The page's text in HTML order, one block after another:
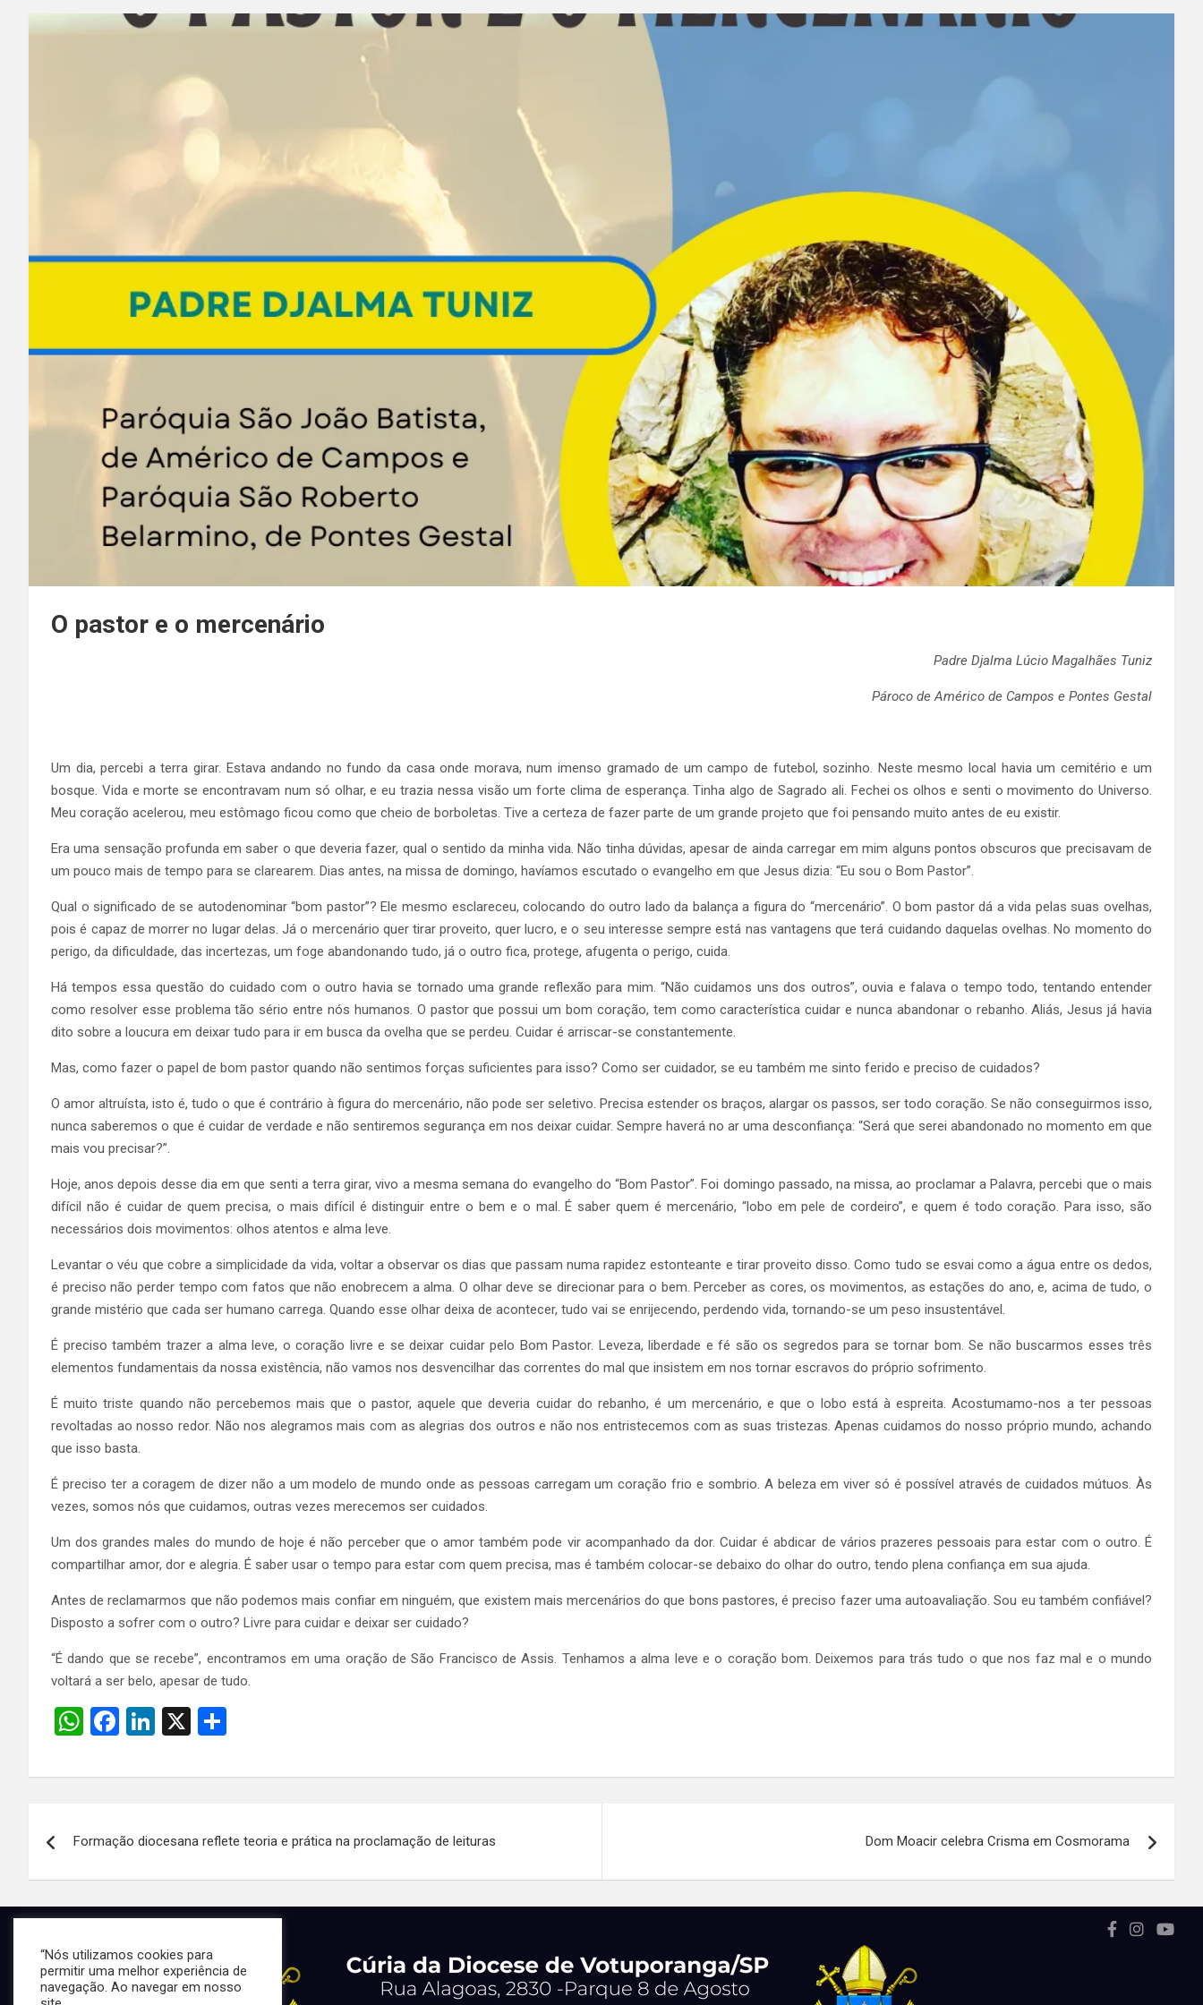
O pastor e o mercenário
Padre Djalma Lúcio Magalhães Tuniz
Pároco de Américo de Campos e Pontes Gestal
Um dia, percebi a terra girar. Estava andando no fundo da casa onde morava, num imenso gramado de um campo de futebol, sozinho. Neste mesmo local havia um cemitério e um
bosque. Vida e morte se encontravam num só olhar, e eu trazia nessa visão um forte clima de esperança. Tinha algo de Sagrado ali. Fechei os olhos e senti o movimento do Universo.
Meu coração acelerou, meu estômago ficou como que cheio de borboletas. Tive a certeza de fazer parte de um grande projeto que foi pensando muito antes de eu existir.
Era uma sensação profunda em saber o que deveria fazer, qual o sentido da minha vida. Não tinha dúvidas, apesar de ainda carregar em mim alguns pontos obscuros que precisavam de
um pouco mais de tempo para se clarearem. Dias antes, na missa de domingo, havíamos escutado o evangelho em que Jesus dizia: “Eu sou o Bom Pastor”.
Qual o significado de se autodenominar “bom pastor”? Ele mesmo esclareceu, colocando do outro lado da balança a figura do “mercenário”. O bom pastor dá a vida pelas suas ovelhas,
pois é capaz de morrer no lugar delas. Já o mercenário quer tirar proveito, quer lucro, e o seu interesse sempre está nas vantagens que terá cuidando daquelas ovelhas. No momento do
perigo, da dificuldade, das incertezas, um foge abandonando tudo, já o outro fica, protege, afugenta o perigo, cuida.
Há tempos essa questão do cuidado com o outro havia se tornado uma grande reflexão para mim. “Não cuidamos uns dos outros”, ouvia e falava o tempo todo, tentando entender
como resolver esse problema tão sério entre nós humanos. O pastor que possui um bom coração, tem como característica cuidar e nunca abandonar o rebanho. Aliás, Jesus já havia
dito sobre a loucura em deixar tudo para ir em busca da ovelha que se perdeu. Cuidar é arriscar-se constantemente.
Mas, como fazer o papel de bom pastor quando não sentimos forças suficientes para isso? Como ser cuidador, se eu também me sinto ferido e preciso de cuidados?
O amor altruísta, isto é, tudo o que é contrário à figura do mercenário, não pode ser seletivo. Precisa estender os braços, alargar os passos, ser todo coração. Se não conseguirmos isso,
nunca saberemos o que é cuidar de verdade e não sentiremos segurança em nos deixar cuidar. Sempre haverá no ar uma desconfiança: “Será que serei abandonado no momento em que
mais vou precisar?”.
Hoje, anos depois desse dia em que senti a terra girar, vivo a mesma semana do evangelho do “Bom Pastor”. Foi domingo passado, na missa, ao proclamar a Palavra, percebi que o mais
difícil não é cuidar de quem precisa, o mais difícil é distinguir entre o bem e o mal. É saber quem é mercenário, “lobo em pele de cordeiro”, e quem é todo coração. Para isso, são
necessários dois movimentos: olhos atentos e alma leve.
Levantar o véu que cobre a simplicidade da vida, voltar a observar os dias que passam numa rapidez estonteante e tirar proveito disso. Como tudo se esvai como a água entre os dedos,
é preciso não perder tempo com fatos que não enobrecem a alma. O olhar deve se direcionar para o bem. Perceber as cores, os movimentos, as estações do ano, e, acima de tudo, o
grande mistério que cada ser humano carrega. Quando esse olhar deixa de acontecer, tudo vai se enrijecendo, perdendo vida, tornando-se um peso insustentável.
É preciso também trazer a alma leve, o coração livre e se deixar cuidar pelo Bom Pastor. Leveza, liberdade e fé são os segredos para se tornar bom. Se não buscarmos esses três
elementos fundamentais da nossa existência, não vamos nos desvencilhar das correntes do mal que insistem em nos tornar escravos do próprio sofrimento.
É muito triste quando não percebemos mais que o pastor, aquele que deveria cuidar do rebanho, é um mercenário, e que o lobo está à espreita. Acostumamo-nos a ter pessoas
revoltadas ao nosso redor. Não nos alegramos mais com as alegrias dos outros e não nos entristecemos com as suas tristezas. Apenas cuidamos do nosso próprio mundo, achando
que isso basta.
É preciso ter a coragem de dizer não a um modelo de mundo onde as pessoas carregam um coração frio e sombrio. A beleza em viver só é possível através de cuidados mútuos. Às
vezes, somos nós que cuidamos, outras vezes merecemos ser cuidados.
Um dos grandes males do mundo de hoje é não perceber que o amor também pode vir acompanhado da dor. Cuidar é abdicar de vários prazeres pessoais para estar com o outro. É
compartilhar amor, dor e alegria. É saber usar o tempo para estar com quem precisa, mas é também colocar-se debaixo do olhar do outro, tendo plena confiança em sua ajuda.
Antes de reclamarmos que não podemos mais confiar em ninguém, que existem mais mercenários do que bons pastores, é preciso fazer uma autoavaliação. Sou eu também confiável?
Disposto a sofrer com o outro? Livre para cuidar e deixar ser cuidado?
“É dando que se recebe”, encontramos em uma oração de São Francisco de Assis. Tenhamos a alma leve e o coração bom. Deixemos para trás tudo o que nos faz mal e o mundo
voltará a ser belo, apesar de tudo.
W
at
A
F
ce
o
Li
ke
n
X
ar
de
Formação diocesana reflete teoria e prática na proclamação de leituras Dom Moacir celebra Crisma em Cosmorama
“Nós utilizamos cookies para
permitir uma melhor experiência de
navegação. Ao navegar em nosso